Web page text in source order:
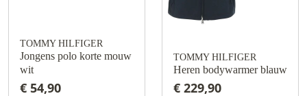
TOMMY HILFIGER
Jongens polo korte mouw
wit
€ 54,90
TOMMY HILFIGER
Heren bodywarmer blauw
€ 229,90